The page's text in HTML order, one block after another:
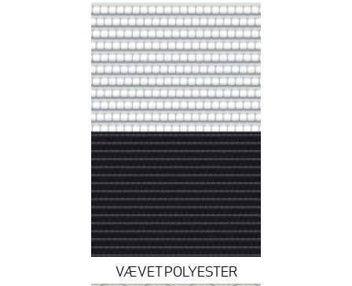
VÆVET POLYESTER